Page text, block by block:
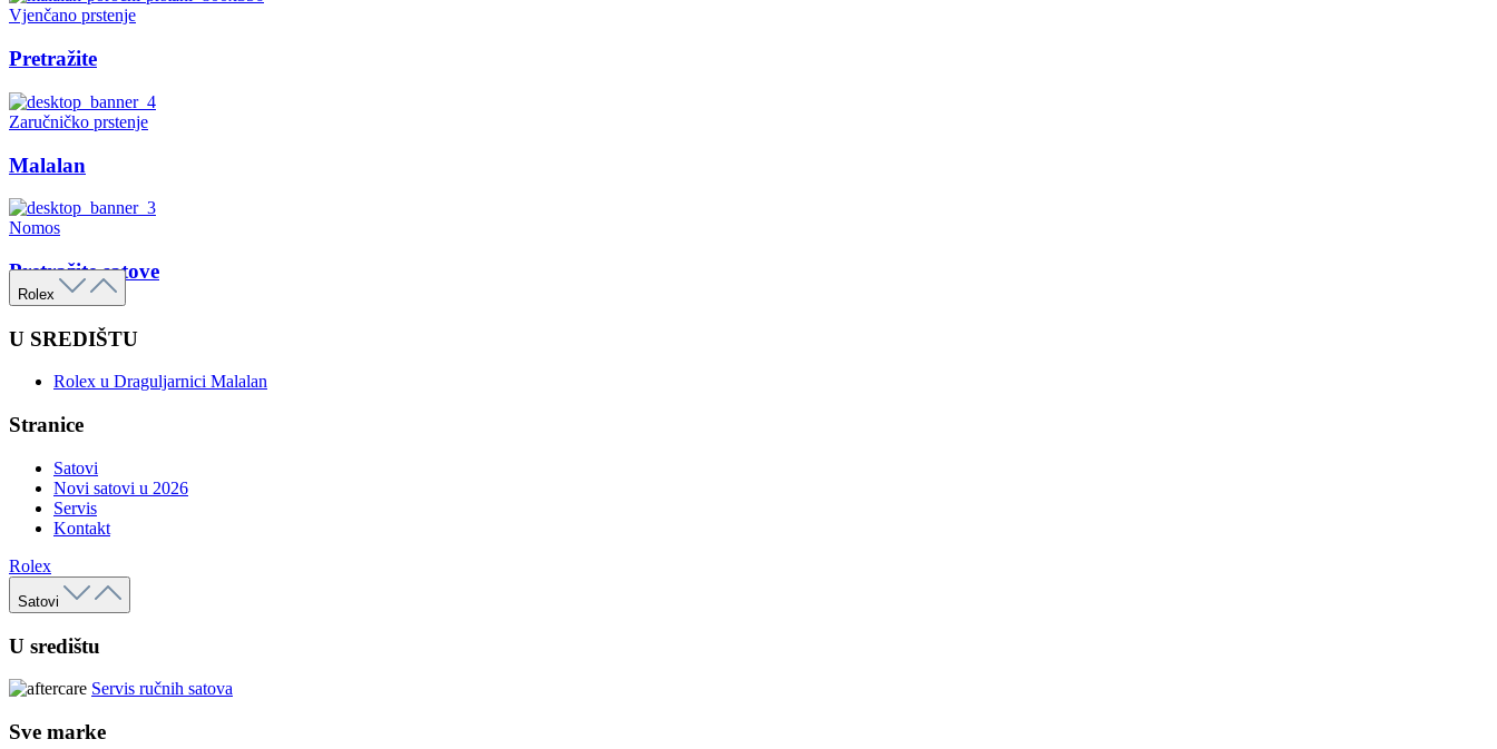
Vjenčano prstenje
Pretražite
Zaručničko prstenje
Malalan
Nomos
Pretražite satove
Rolex
U SREDIŠTU
Rolex u Draguljarnici Malalan
Stranice
Satovi
Novi satovi u 2026
Servis
Kontakt
Rolex
Satovi
U središtu
Servis ručnih satova
Sve marke